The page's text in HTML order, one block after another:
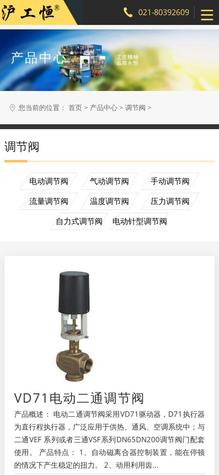
021-80392609
产品中心
您当前的位置： 首页 > 产品中心 > 调节阀 >
搜索
调节阀
电动调节阀 气动调节阀
手动调节阀
流量调节阀
温度调节阀
压力调节阀
自力式调节阀
电动针型调节阀
VD71电动二通调节阀
产品概述： 电动二通调节阀采用VD71驱动器，D71执行器
为直行程执行器，广泛应用于供热、通风、空调系统中；与
二通VEF 系列或者三通VSF系列DN65DN200调节阀门配套
使用。 产品特点： 1、自动磁离合器控制装置，能在停顿
的情况下产生稳定的扭力。 2、动用利用齿...